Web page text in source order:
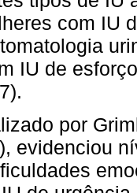
com IU
IU de
por
evidenciou